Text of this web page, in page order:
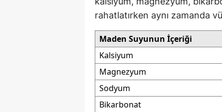
rahatlatırken aynı zamanda
Maden Suyunun İçeriği
Kalsiyum
Magnezyum
Sodyum
Bikarbonat